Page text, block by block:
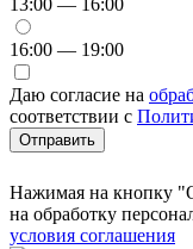
16:00 — 19:00
Даю согласие на
соответствии с
Отправить
Нажимая на кнопку
на обработку
условия соглашения